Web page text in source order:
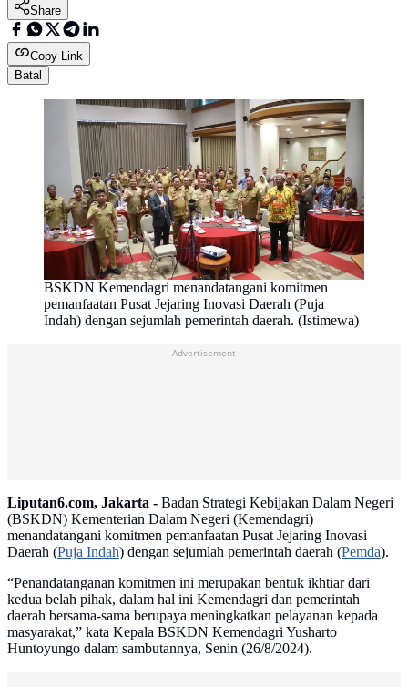
Share
Copy Link
Batal
BSKDN Kemendagri menandatangani komitmen
pemanfaatan Pusat Jejaring Inovasi Daerah (Puja
Indah) dengan sejumlah pemerintah daerah. (Istimewa)
Advertisement
Liputan6.com, Jakarta - Badan Strategi Kebijakan Dalam Negeri
(BSKDN) Kementerian Dalam Negeri (Kemendagri)
menandatangani komitmen pemanfaatan Pusat Jejaring Inovasi
Daerah (Puja Indah) dengan sejumlah pemerintah daerah (Pemda).
“Penandatanganan komitmen ini merupakan bentuk ikhtiar dari
kedua belah pihak, dalam hal ini Kemendagri dan pemerintah
daerah bersama-sama berupaya meningkatkan pelayanan kepada
masyarakat,” kata Kepala BSKDN Kemendagri Yusharto
Huntoyungo dalam sambutannya, Senin (26/8/2024).